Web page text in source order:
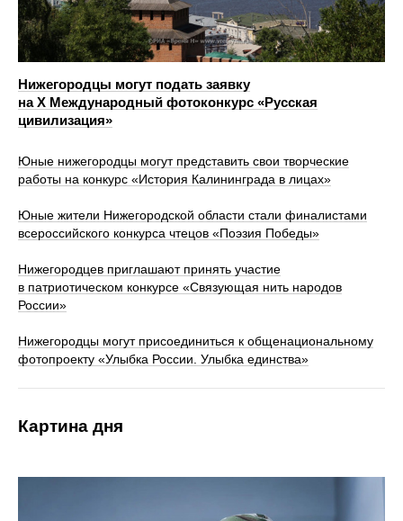
Нижегородцы могут подать заявку
на X Международный фотоконкурс «Русская
цивилизация»
Юные нижегородцы могут представить свои творческие
работы на конкурс «История Калининграда в лицах»
Юные жители Нижегородской области стали финалистами
всероссийского конкурса чтецов «Поэзия Победы»
Нижегородцев приглашают принять участие
в патриотическом конкурсе «Связующая нить народов
России»
Нижегородцы могут присоединиться к общенациональному
фотопроекту «Улыбка России. Улыбка единства»
Картина дня